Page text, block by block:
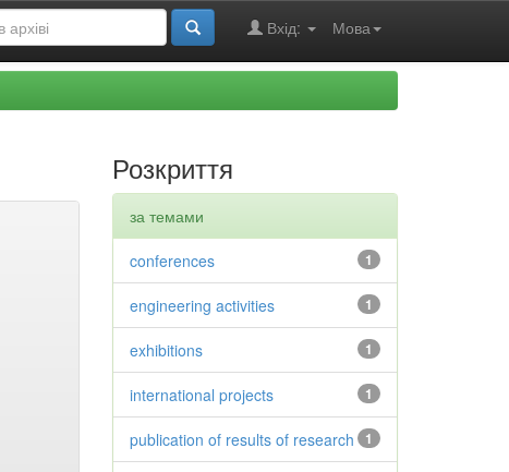
Мова
Вхід:
Розкриття
за темами
1
conferences
1
engineering activities
1
exhibitions
1
international projects
1
publication of results of research